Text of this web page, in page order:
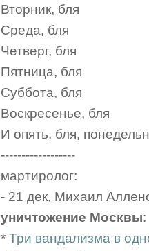
Вторник, бля
Среда, бля
Четверг, бля
Пятница, бля
Суббота, бля
Воскресенье, бля
И опять, бля,
------------------
мартиролог:
- 21 дек, Михаил
уничтожение Москвы:
* Три вандализма в